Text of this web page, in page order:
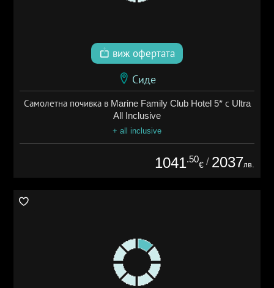
виж офертата
Сиде
Самолетна почивка в Marine Family Club Hotel 5* с Ultra
All Inclusive
+ all inclusive
1041.50
€ / 2037лв.